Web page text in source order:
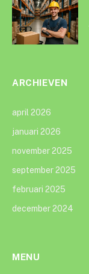
ARCHIEVEN
april 2026
januari 2026
november 2025
september 2025
februari 2025
december 2024
MENU